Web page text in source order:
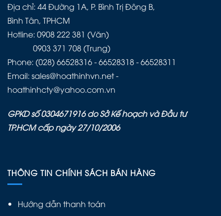
Địa chỉ: 44 Đường 1A, P. Bình Trị Đông B,
Bình Tân, TPHCM
Hotline: 0908 222 381 (Văn)
0903 371 708 (Trung)
Phone: (028) 66528316 - 66528318 - 66528311
Email: sales@hoathinhvn.net -
hoathinhcty@yahoo.com.vn
GPKD số 0304671916 do Sở Kế hoạch và Đầu tư
TP.HCM cấp ngày 27/10/2006
THÔNG TIN CHÍNH SÁCH BÁN HÀNG
Hướng dẫn thanh toán